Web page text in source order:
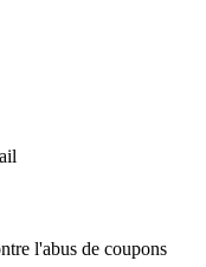
l'abus de coupons